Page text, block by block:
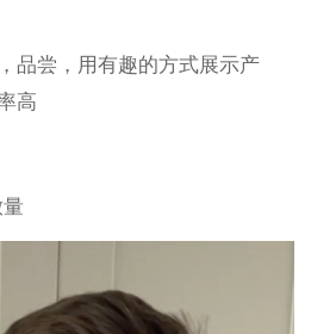
品尝，用有趣的方式展示产
高